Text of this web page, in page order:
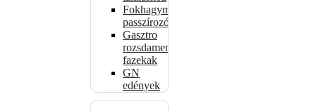
Fokhagymaprések,
passzírozók
Gasztro
rozsdamentes
fazekak
GN
edények